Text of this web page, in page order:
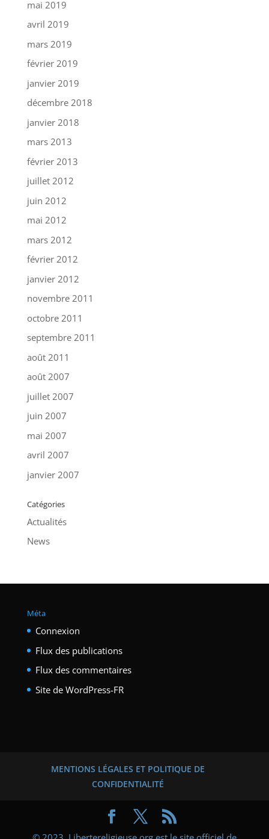
mai 2019
avril 2019
mars 2019
février 2019
janvier 2019
décembre 2018
janvier 2018
mars 2013
février 2013
juillet 2012
juin 2012
mai 2012
mars 2012
février 2012
janvier 2012
novembre 2011
octobre 2011
septembre 2011
août 2011
août 2007
juillet 2007
juin 2007
mai 2007
avril 2007
janvier 2007
Catégories
Actualités
News
Méta
Connexion
Flux des publications
Flux des commentaires
Site de WordPress-FR
MENTIONS LÉGALES ET POLITIQUE DE
CONFIDENTIALITÉ